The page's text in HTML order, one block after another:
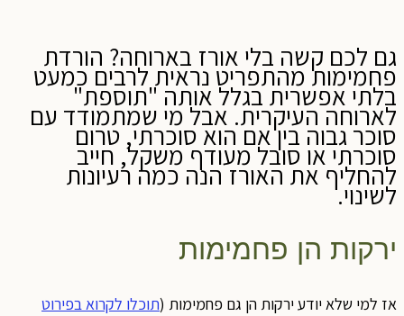
גם לכם קשה בלי אורז בארוחה? הורדת
פחמימות מהתפריט נראית לרבים כמעט
בלתי אפשרית בגלל אותה "תוספת"
לארוחה העיקרית. אבל מי שמתמודד עם
סוכר גבוה בין אם הוא סוכרתי, טרום
סוכרתי או סובל מעודף משקל, חייב
להחליף את האורז הנה כמה רעיונות
לשינוי.
ירקות הן פחמימות
אז למי שלא יודע ירקות הן גם פחמימות ( תוכלו לקרוא בפירוט